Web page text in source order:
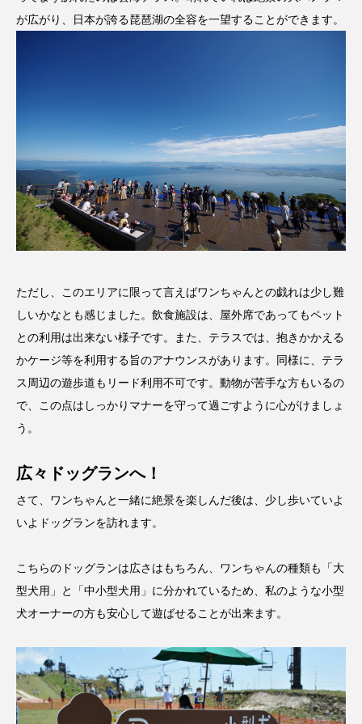
が広がり、日本が誇る琵琶湖の全容を一望することができます。
ただし、このエリアに限って言えばワンちゃんとの戯れは少し難
しいかなとも感じました。飲食施設は、屋外席であってもペット
との利用は出来ない様子です。また、テラスでは、抱きかかえる
かケージ等を利用する旨のアナウンスがあります。同様に、テラ
ス周辺の遊歩道もリード利用不可です。動物が苦手な方もいるの
で、この点はしっかりマナーを守って過ごすように心がけましょ
う。
広々ドッグランへ！
さて、ワンちゃんと一緒に絶景を楽しんだ後は、少し歩いていよ
いよドッグランを訪れます。
こちらのドッグランは広さはもちろん、ワンちゃんの種類も「大
型犬用」と「中小型犬用」に分かれているため、私のような小型
犬オーナーの方も安心して遊ばせることが出来ます。